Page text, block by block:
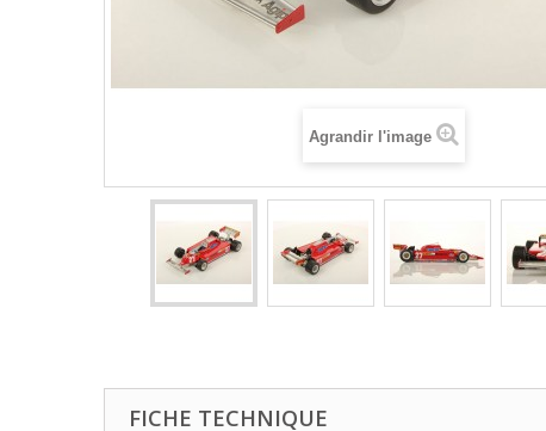
Agrandir l'image
FICHE TECHNIQUE